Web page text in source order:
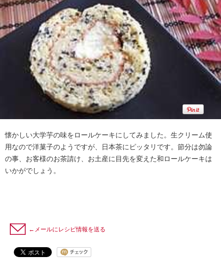
懐かしい大学芋の味をロールケーキにしてみました。生クリーム使
用なので洋菓子のようですが、日本茶にピッタリです。節分は勿論
の事、お客様のお茶請け、お土産に目先を変えた和ロールケーキは
いかがでしょう。
←メールにレシピ情報を送る